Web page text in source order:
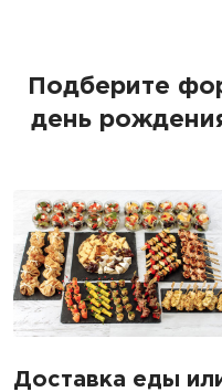
Подберите
день
Доставка еды